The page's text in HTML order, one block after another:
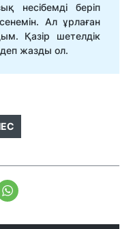
несібемді беріп
Ал ұрлаған
Қазір шетелдік
жазды ол.